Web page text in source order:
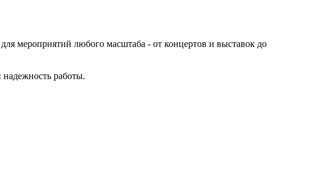
мероприятий любого масштаба - от концертов и выставок до
надежность работы.